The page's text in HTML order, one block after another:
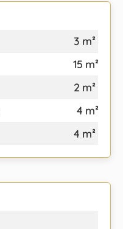
3 m²
15 m²
2 m²
4 m²
4 m²